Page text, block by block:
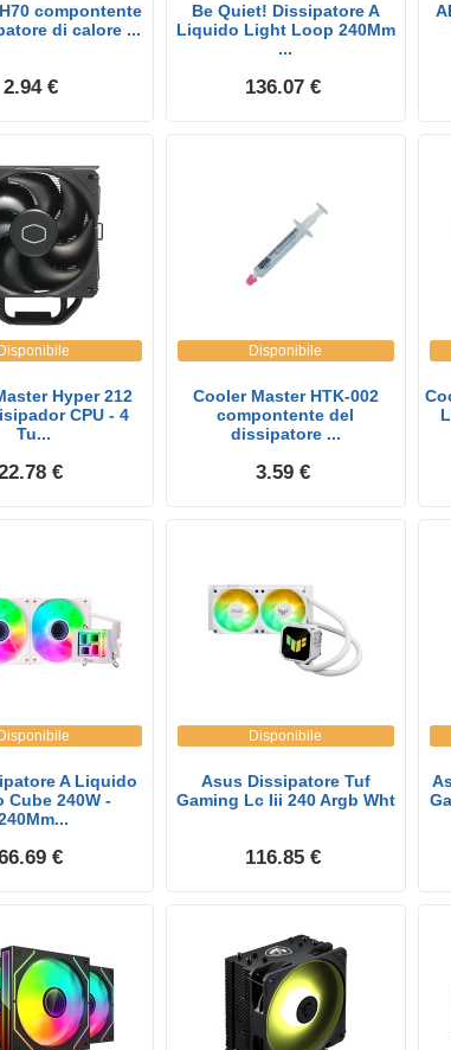
compontente
di calore ...
2.94 €
Be Quiet! Dissipatore A
Liquido Light Loop 240Mm
...
136.07 €
Disponibile
Hyper 212
CPU - 4
Tu...
€
Disponibile
Cooler Master HTK-002
compontente del
dissipatore ...
3.59 €
Disponibile
A Liquido
Cube 240W -
€
Disponibile
Asus Dissipatore Tuf
Gaming Lc Iii 240 Argb Wht
116.85 €